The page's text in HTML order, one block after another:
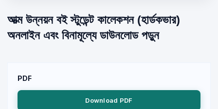
আত্ম উন্নয়ন বই স্টুডেন্ট কালেকশন (হার্ডকভার)
অনলাইন এবং বিনামূল্যে ডাউনলোড পড়ুন
PDF
Download PDF